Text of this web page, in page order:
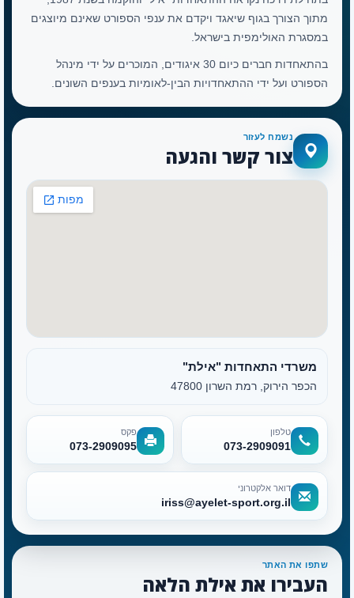
מתוך הצורך בגוף שיאגד ויקדם את ענפי הספורט שאינם מיוצגים
במסגרת האולימפית בישראל.
בהתאחדות חברים כיום 30 איגודים, המוכרים על ידי מינהל
הספורט ועל ידי ההתאחדויות הבין-לאומיות בענפים השונים.
נשמח לעזור
צור קשר והגעה
משרדי התאחדות "אילת"
הכפר הירוק, רמת השרון 47800
טלפון
073-2909091
פקס
073-2909095
דואר אלקטרוני
iriss@ayelet-sport.org.il
שתפו את האתר
העבירו את אילת הלאה